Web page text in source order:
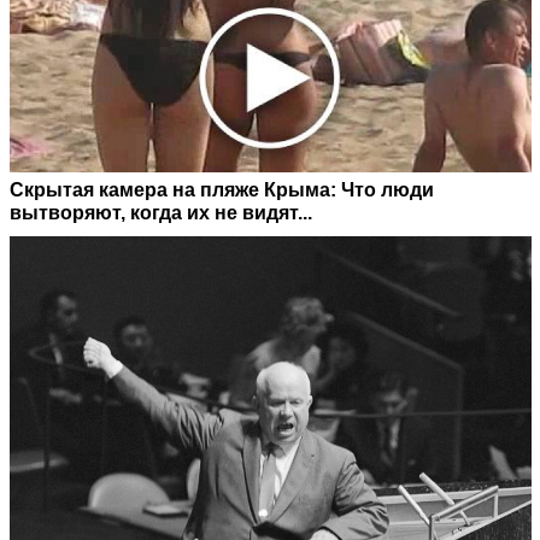
Скрытая камера на пляже Крыма: Что люди
вытворяют, когда их не видят...